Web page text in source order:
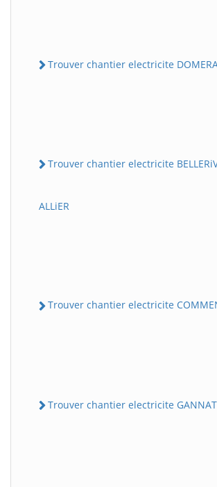
Trouver chantier electricite
Trouver chantier electricite
ALLiER
Trouver chantier electricite
Trouver chantier electricite GANNAT